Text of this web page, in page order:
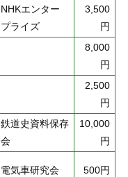
NHKエンター
プライズ
3,500
円
8,000
円
2,500
円
鉄道史資料保存
会
10,000
円
電気車研究会 500円